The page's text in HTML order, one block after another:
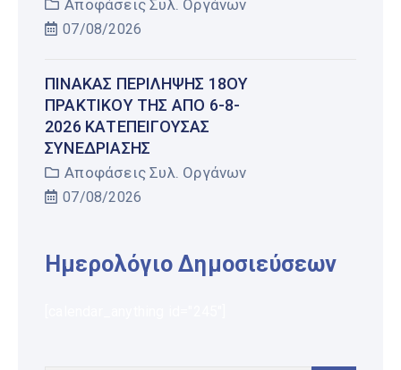
Αποφάσεις Συλ. Οργάνων
07/08/2026
ΠΊΝΑΚΑΣ ΠΕΡΊΛΗΨΗΣ 18ΟΥ
ΠΡΑΚΤΙΚΟΎ ΤΗΣ ΑΠΌ 6-8-
2026 ΚΑΤΕΠΕΊΓΟΥΣΑΣ
ΣΥΝΕΔΡΊΑΣΗΣ
Αποφάσεις Συλ. Οργάνων
07/08/2026
Ημερολόγιο Δημοσιεύσεων